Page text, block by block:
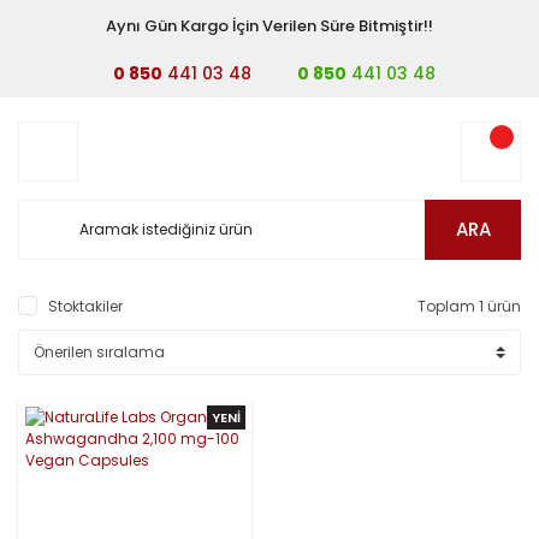
Aynı Gün Kargo İçin Verilen Süre Bitmiştir!!
0 850 441 03 48 0 850 441 03 48
ARA
Stoktakiler Toplam 1 ürün
YENİ